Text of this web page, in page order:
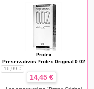
Protex
Preservativos Protex Original 0.02
16,99 €
14,45 €